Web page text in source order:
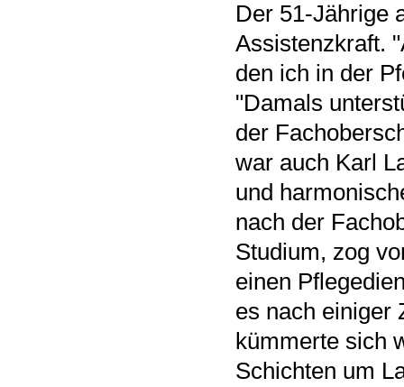
Der 51-Jährige
Assistenzkraft.
den ich in der
"Damals
der
war auch Karl
und
nach der
Studium, zog
einen
es nach einiger
kümmerte sich
Schichten um